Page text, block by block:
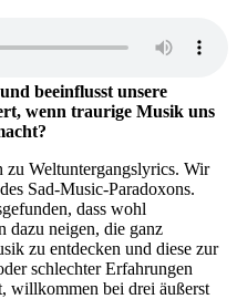
beeinflusst unsere
wenn traurige Musik uns
zu Weltuntergangslyrics. Wir
Sad-Music-Paradoxons.
dass wohl
dazu neigen, die ganz
zu entdecken und diese zur
schlechter Erfahrungen
willkommen bei drei äußerst